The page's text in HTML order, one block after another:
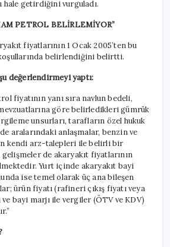
hale getirdiğini vurguladı.
PETROL BELİRLEMİYOR”
fiyatlarının 1 Ocak 2005’ten bu
belirlendiğini belirtti.
değerlendirmeyi yaptı:
fiyatının yanı sıra navlun bedeli,
göre belirledikleri gümrük
unsurları, tarafların özel hukuk
aralarındaki anlaşmalar, benzin ve
kendi arz-talepleri ile belirli bir
de akaryakıt fiyatlarının
Yurt içinde akaryakıt bayi
ise temel olarak üç ana bileşen
ürün fiyatı (rafineri çıkış fiyatı veya
ve bayi marjı ile vergiler (ÖTV ve KDV)